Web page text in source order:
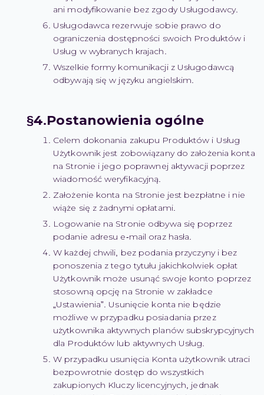
ani modyfikowanie bez zgody Usługodawcy.
Usługodawca rezerwuje sobie prawo do
ograniczenia dostępności swoich Produktów i
Usług w wybranych krajach.
Wszelkie formy komunikacji z Usługodawcą
odbywają się w języku angielskim.
Postanowienia ogólne
Celem dokonania zakupu Produktów i Usług
Użytkownik jest zobowiązany do założenia konta
na Stronie i jego poprawnej aktywacji poprzez
wiadomość weryfikacyjną.
Założenie konta na Stronie jest bezpłatne i nie
wiąże się z żadnymi opłatami.
Logowanie na Stronie odbywa się poprzez
podanie adresu e-mail oraz hasła.
W każdej chwili, bez podania przyczyny i bez
ponoszenia z tego tytułu jakichkolwiek opłat
Użytkownik może usunąć swoje konto poprzez
stosowną opcję na Stronie w zakładce
„Ustawienia”. Usunięcie konta nie będzie
możliwe w przypadku posiadania przez
użytkownika aktywnych planów subskrypcyjnych
dla Produktów lub aktywnych Usług.
W przypadku usunięcia Konta użytkownik utraci
bezpowrotnie dostęp do wszystkich
zakupionych Kluczy licencyjnych, jednak